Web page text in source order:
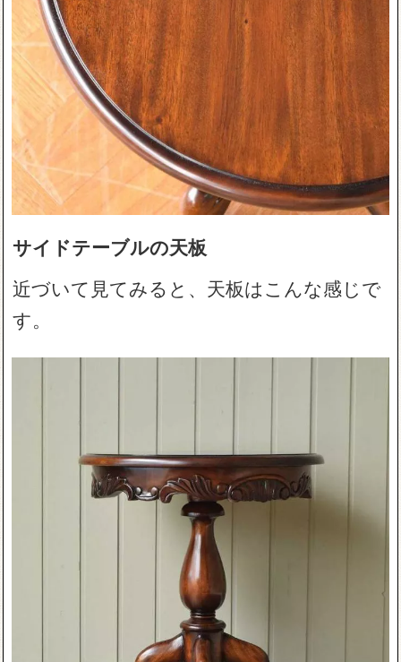
サイドテーブルの天板
近づいて見てみると、天板はこんな感じで
す。